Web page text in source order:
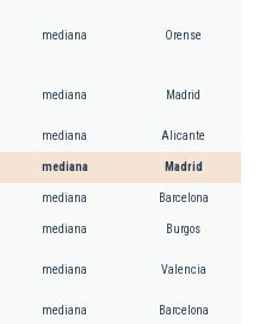
mediana Orense
mediana Madrid
mediana Alicante
mediana Madrid
mediana Barcelona
mediana Burgos
mediana Valencia
mediana Barcelona